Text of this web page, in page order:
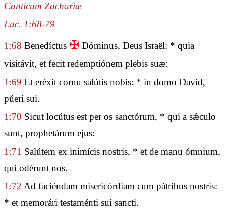
Canticum Zachariæ
Luc. 1:68-79
1:68 Benedíctus ✠ Dóminus, Deus Israël: * quia
visitávit, et fecit redemptiónem plebis suæ:
1:69 Et eréxit cornu salútis nobis: * in domo David,
púeri sui.
1:70 Sicut locútus est per os sanctórum, * qui a sǽculo
sunt, prophetárum ejus:
1:71 Salútem ex inimícis nostris, * et de manu ómnium,
qui odérunt nos.
1:72 Ad faciéndam misericórdiam cum pátribus nostris:
* et memorári testaménti sui sancti.